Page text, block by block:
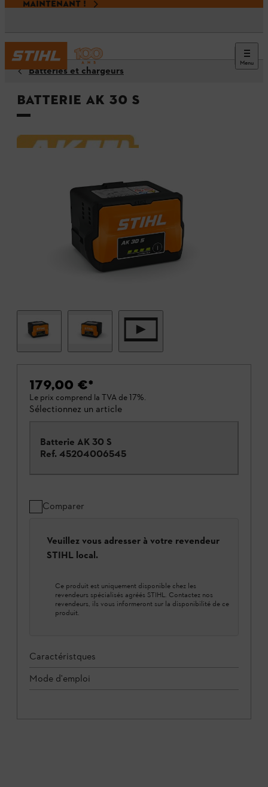
MAINTENANT !
Menu
Batteries et chargeurs
Batterie AK 30 S
179,00 €*
Le prix comprend la TVA de 17%.
Sélectionnez un article
Batterie AK 30 S
Ref. 45204006545
Comparer
Veuillez vous adresser à votre revendeur
STIHL local.
Ce produit est uniquement disponible chez les
revendeurs spécialisés agréés STIHL. Contactez nos
revendeurs, ils vous informeront sur la disponibilité de ce
produit.
Caractéristques
Mode d'emploi